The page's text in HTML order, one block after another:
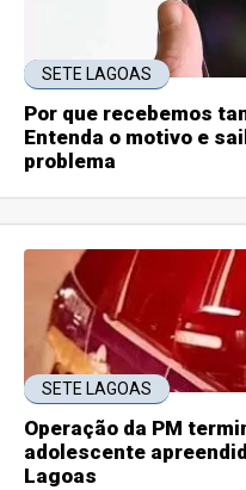
SETE LAGOAS
Por que recebemos
Entenda o motivo e
problema
SETE LAGOAS
Operação da PM
adolescente
Lagoas